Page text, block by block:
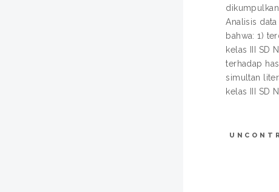
Analisis
bahwa: 1)
kelas III SD
terhadap
simultan
kelas III SD